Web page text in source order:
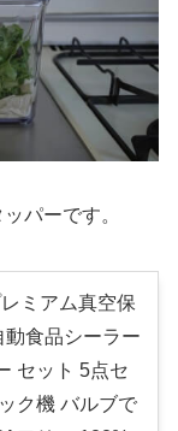
パーです。
ミアム真空保
食品シーラー
セット 5点セ
ク機 バルブで